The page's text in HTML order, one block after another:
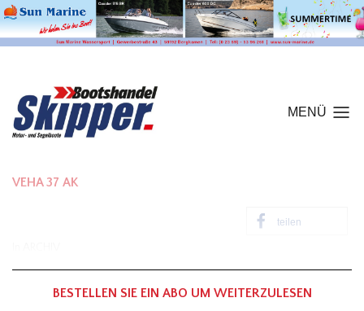
MENÜ
VEHA 37 AK
teilen
BESTELLEN SIE EIN ABO UM WEITERZULESEN